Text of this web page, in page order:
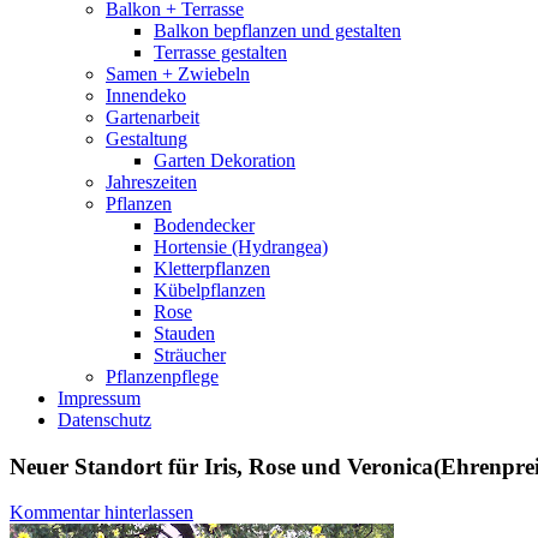
Balkon + Terrasse
Balkon bepflanzen und gestalten
Terrasse gestalten
Samen + Zwiebeln
Innendeko
Gartenarbeit
Gestaltung
Garten Dekoration
Jahreszeiten
Pflanzen
Bodendecker
Hortensie (Hydrangea)
Kletterpflanzen
Kübelpflanzen
Rose
Stauden
Sträucher
Pflanzenpflege
Impressum
Datenschutz
Neuer Standort für Iris, Rose und
Kommentar hinterlassen